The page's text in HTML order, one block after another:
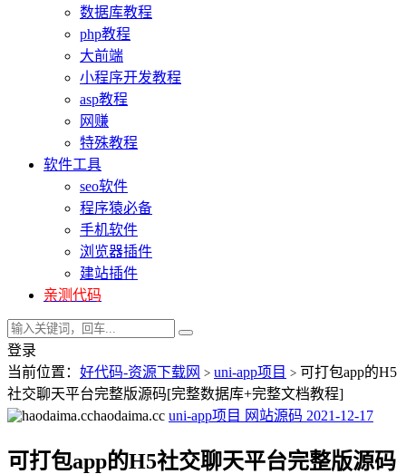
数据库教程
php教程
大前端
小程序开发教程
asp教程
网赚
特殊教程
软件工具
seo软件
程序猿必备
手机软件
浏览器插件
建站插件
亲测代码
登录
当前位置： 好代码-资源下载网 > uni-app项目 > 可打包app的H5
社交聊天平台完整版源码[完整数据库+完整文档教程]
haodaima.cc uni-app项目 网站源码 2021-12-17
可打包app的H5社交聊天平台完整版源码